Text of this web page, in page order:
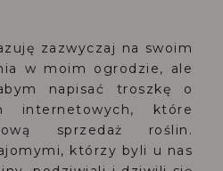
zazwyczaj na swoim
w moim ogrodzie, ale
napisać troszkę o
internetowych, które
sprzedaż roślin.
którzy byli u nas